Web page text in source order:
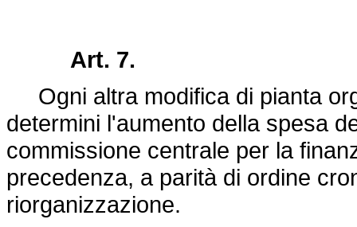
Art. 7.
Ogni altra modifica di pianta
determini l'aumento della spesa
commissione centrale per la
precedenza, a parità di ordine
riorganizzazione.